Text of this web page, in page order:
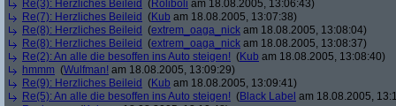
Re(3): Herzliches Beileid (Roliboli am 18.08.2005, 13:06:43)
Re(7): Herzliches Beileid (Kub am 18.08.2005, 13:07:38)
Re(8): Herzliches Beileid (extrem_oaga_nick am 18.08.2005, 13:08:04)
Re(8): Herzliches Beileid (extrem_oaga_nick am 18.08.2005, 13:08:37)
Re(2): An alle die besoffen ins Auto steigen! (Kub am 18.08.2005, 13:08:40)
hmmm (Wulfman! am 18.08.2005, 13:09:29)
Re(9): Herzliches Beileid (Kub am 18.08.2005, 13:09:41)
Re(5): An alle die besoffen ins Auto steigen! (Black Label am 18.08.2005,